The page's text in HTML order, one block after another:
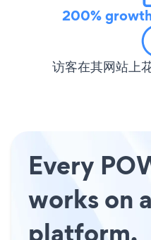
200%
访客在其网站上
Every
works on
platform.